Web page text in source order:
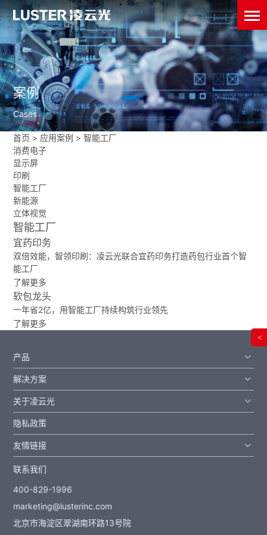
案例
Cases
首页 > 应用案例 >智能工厂
消费电子
显示屏
印刷
智能工厂
新能源
立体视觉
智能工厂
宜药印务
双倍效能，智领印刷：凌云光联合宜药印务打造药包行业首个智
能工厂
了解更多
软包龙头
一年省2亿，用智能工厂持续构筑行业领先
了解更多
产品
解决方案
关于凌云光
隐私政策
友情链接
联系我们
400-829-1996
marketing@lusterinc.com
北京市海淀区翠湖南环路13号院
<